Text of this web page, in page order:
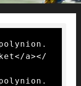
a></